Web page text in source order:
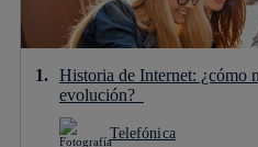
Historia de Internet: ¿cómo
evolución?
Telefónica